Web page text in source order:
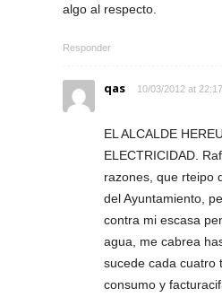
algo al respecto.
Responder
qas 10/03/2012 at 22:17
EL ALCALDE
ELECTRICIDAD.
razones, que rteipo
del Ayuntamiento,
contra mi escasa
agua, me cabrea
sucede cada cuatro
consumo y